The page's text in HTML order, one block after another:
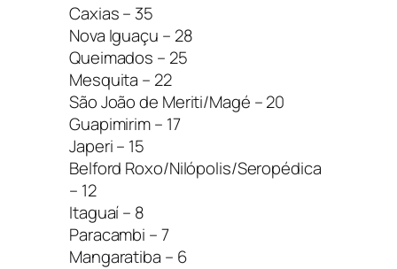
Caxias – 35
Nova Iguaçu – 28
Queimados – 25
Mesquita – 22
São João de Meriti/Magé – 20
Guapimirim – 17
Japeri – 15
Belford Roxo/Nilópolis/Seropédica
– 12
Itaguaí – 8
Paracambi – 7
Mangaratiba – 6